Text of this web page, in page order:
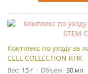
Комплекс по уходу за
CELL COLLECTION КНК
Вес: 15 г Объем: 30 мл